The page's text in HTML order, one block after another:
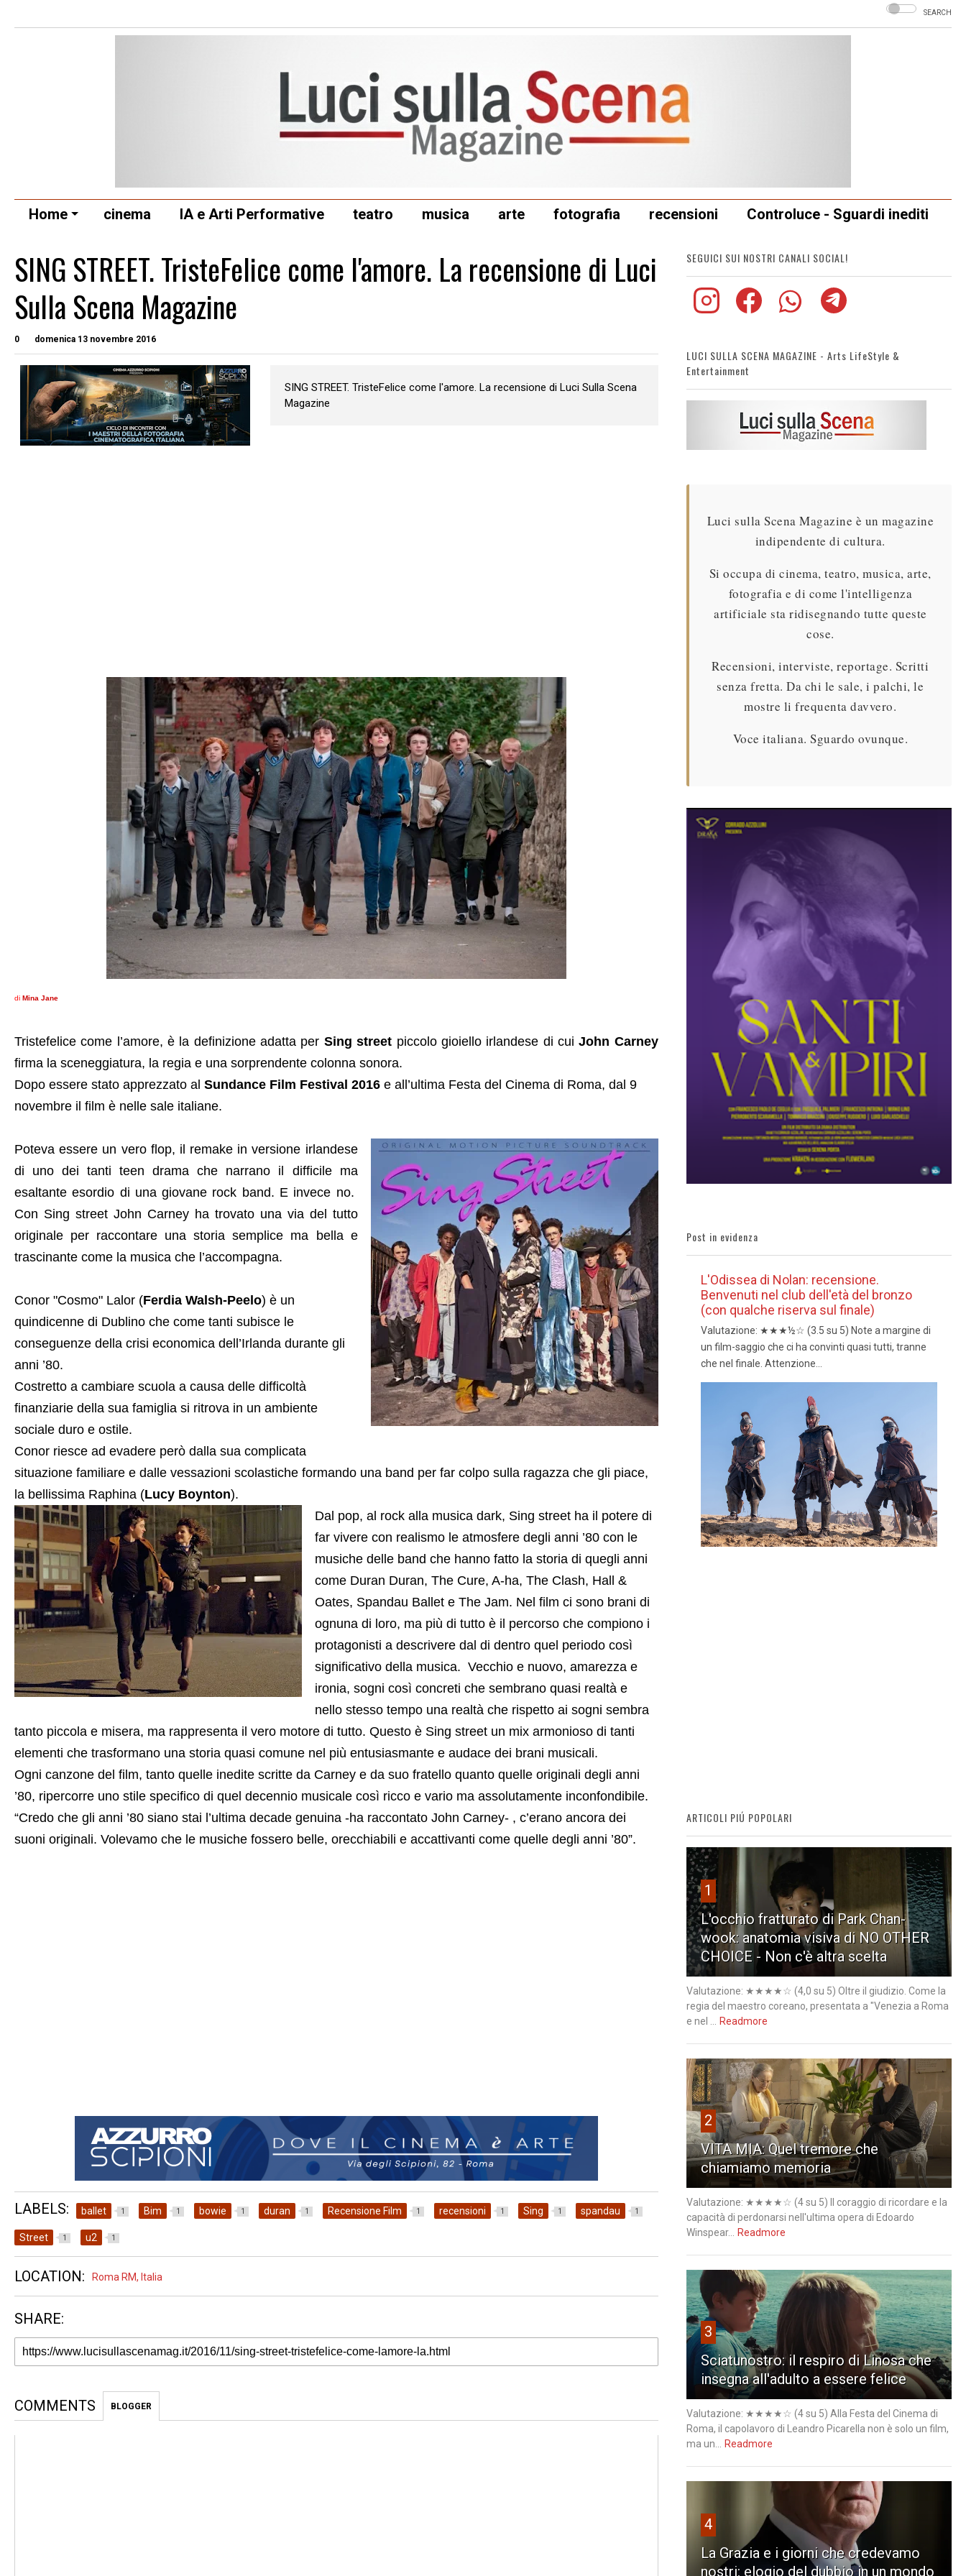
SEARCH
Home cinema IA e Arti Performative teatro musica arte fotografia recensioni Controluce - Sguardi inediti
SING STREET. TristeFelice come l'amore. La recensione di Luci
Sulla Scena Magazine
0 domenica 13 novembre 2016
SING STREET. TristeFelice come l'amore. La recensione di Luci Sulla Scena
Magazine
di Mina Jane
Tristefelice come l’amore, è la definizione adatta per Sing street piccolo gioiello irlandese di cuiJohn Carney
firma la sceneggiatura, la regia e una sorprendente colonna sonora.
Dopo essere stato apprezzato al Sundance Film Festival 2016 e all’ultima Festa del Cinema di Roma, dal 9
novembre il film è nelle sale italiane.
Poteva essere un vero flop, il remake in versione irlandese
di uno dei tanti teen drama che narrano il difficile ma
esaltante esordio di una giovane rock band. E invece no.
Con Sing street John Carney ha trovato una via del tutto
originale per raccontare una storia semplice ma bella e
trascinante come la musica che l’accompagna.
Conor "Cosmo" Lalor (Ferdia Walsh-Peelo) è un
quindicenne di Dublino che come tanti subisce le
conseguenze della crisi economica dell’Irlanda durante gli
anni ’80.
Costretto a cambiare scuola a causa delle difficoltà
finanziarie della sua famiglia si ritrova in un ambiente
sociale duro e ostile.
Conor riesce ad evadere però dalla sua complicata
situazione familiare e dalle vessazioni scolastiche formando una band per far colpo sulla ragazza che gli piace,
la bellissima Raphina (Lucy Boynton).
Dal pop, al rock alla musica dark, Sing street ha il potere di
far vivere con realismo le atmosfere degli anni ’80 con le
musiche delle band che hanno fatto la storia di quegli anni
come Duran Duran, The Cure, A-ha, The Clash, Hall &
Oates, Spandau Ballet e The Jam. Nel film ci sono brani di
ognuna di loro, ma più di tutto è il percorso che compiono i
protagonisti a descrivere dal di dentro quel periodo così
significativo della musica. Vecchio e nuovo, amarezza e
ironia, sogni così concreti che sembrano quasi realtà e
nello stesso tempo una realtà che rispetto ai sogni sembra
tanto piccola e misera, ma rappresenta il vero motore di tutto. Questo è Sing street un mix armonioso di tanti
elementi che trasformano una storia quasi comune nel più entusiasmante e audace dei brani musicali.
Ogni canzone del film, tanto quelle inedite scritte da Carney e da suo fratello quanto quelle originali degli anni
’80, ripercorre uno stile specifico di quel decennio musicale così ricco e vario ma assolutamente inconfondibile.
“Credo che gli anni ’80 siano stai l’ultima decade genuina -ha raccontato John Carney- , c’erano ancora dei
suoni originali. Volevamo che le musiche fossero belle, orecchiabili e accattivanti come quelle degli anni ’80”.
LABELS: ballet 1 Bim 1 bowie 1 duran 1 Recensione Film 1 recensioni 1 Sing 1 spandau 1
Street 1 u2 1
LOCATION: Roma RM, Italia
SHARE:
COMMENTS BLOGGER
SEGUICI SUI NOSTRI CANALI SOCIAL!
LUCI SULLA SCENA MAGAZINE - Arts LifeStyle &
Entertainment
Luci sulla Scena Magazine è un magazine
indipendente di cultura.
Si occupa di cinema, teatro, musica, arte,
fotografia e di come l'intelligenza
artificiale sta ridisegnando tutte queste
cose.
Recensioni, interviste, reportage. Scritti
senza fretta. Da chi le sale, i palchi, le
mostre li frequenta davvero.
Voce italiana. Sguardo ovunque.
Post in evidenza
L'Odissea di Nolan: recensione.
Benvenuti nel club dell'età del bronzo
(con qualche riserva sul finale)
Valutazione: ★★★½☆ (3.5 su 5) Note a margine di
un film-saggio che ci ha convinti quasi tutti, tranne
che nel finale. Attenzione...
ARTICOLI PIÚ POPOLARI
1
L'occhio fratturato di Park Chan-
wook: anatomia visiva di NO OTHER
CHOICE - Non c'è altra scelta
Valutazione: ★★★★☆ (4,0 su 5) Oltre il giudizio. Come la
regia del maestro coreano, presentata a "Venezia a Roma
e nel ...
Readmore
2
VITA MIA: Quel tremore che
chiamiamo memoria
Valutazione: ★★★★☆ (4 su 5) Il coraggio di ricordare e la
capacità di perdonarsi nell'ultima opera di Edoardo
Winspear...
Readmore
3
Sciatunostro: il respiro di Linosa che
insegna all'adulto a essere felice
Valutazione: ★★★★☆ (4 su 5) Alla Festa del Cinema di
Roma, il capolavoro di Leandro Picarella non è solo un film,
ma un...
Readmore
4
La Grazia e i giorni che credevamo
nostri: elogio del dubbio in un mondo